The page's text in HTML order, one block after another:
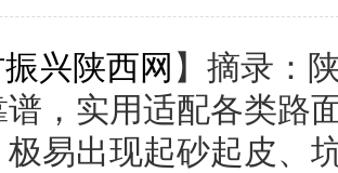
兴陕西网 】摘录：
，实用适配各类路
易出现起砂起皮、